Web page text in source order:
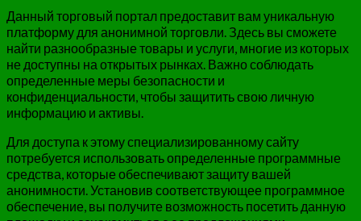
Данный торговый портал предоставит вам уникальную
платформу для анонимной торговли. Здесь вы сможете
найти разнообразные товары и услуги, многие из которых
не доступны на открытых рынках. Важно соблюдать
определенные меры безопасности и
конфиденциальности, чтобы защитить свою личную
информацию и активы.
Для доступа к этому специализированному сайту
потребуется использовать определенные программные
средства, которые обеспечивают защиту вашей
анонимности. Установив соответствующее программное
обеспечение, вы получите возможность посетить данную